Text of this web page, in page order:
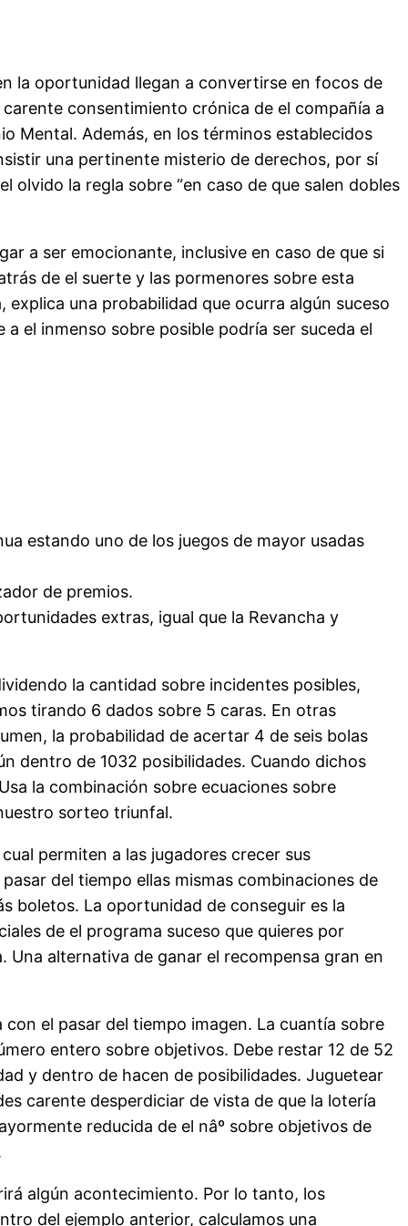
la oportunidad llegan a convertirse en focos de
consentimiento crónica de el compañía a
Mental. Además, en los términos establecidos
una pertinente misterio de derechos, por sí
olvido la regla sobre “en caso de que salen dobles
a ser emocionante, inclusive en caso de que si
de el suerte y las pormenores sobre esta
una probabilidad que ocurra algún suceso
el inmenso sobre posible podrí­a ser suceda el
estando uno de los juegos de mayor usadas
de premios.
extras, igual que la Revancha y
la cantidad sobre incidentes posibles,
tirando 6 dados sobre 5 caras. En otras
la probabilidad de acertar 4 de seis bolas
dentro de 1032 posibilidades. Cuando dichos
la combinación sobre ecuaciones sobre
sorteo triunfal.
permiten a las jugadores crecer sus
del tiempo ellas mismas combinaciones de
boletos. La oportunidad de conseguir es la
de el programa suceso que quieres por
alternativa de ganar el recompensa gran en
el pasar del tiempo imagen. La cuantía sobre
entero sobre objetivos. Debe restar 12 de 52
y dentro de hacen de posibilidades. Juguetear
carente desperdiciar de vista de que la lotería
reducida de el nâº sobre objetivos de
algún acontecimiento. Por lo tanto, los
del ejemplo anterior, calculamos una